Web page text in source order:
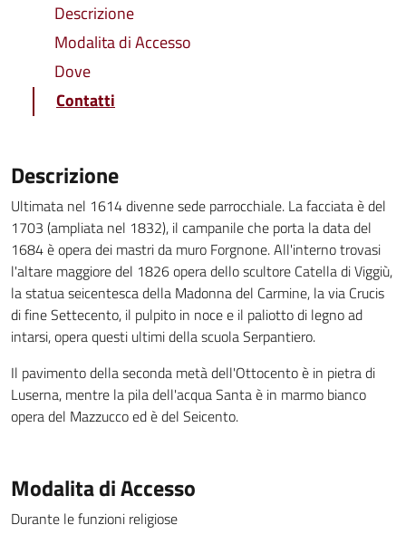
Descrizione
Modalita di Accesso
Dove
Contatti
Descrizione
Ultimata nel 1614 divenne sede parrocchiale. La facciata è del
1703 (ampliata nel 1832), il campanile che porta la data del
1684 è opera dei mastri da muro Forgnone. All'interno trovasi
l'altare maggiore del 1826 opera dello scultore Catella di Viggiù,
la statua seicentesca della Madonna del Carmine, la via Crucis
di fine Settecento, il pulpito in noce e il paliotto di legno ad
intarsi, opera questi ultimi della scuola Serpantiero.
Il pavimento della seconda metà dell'Ottocento è in pietra di
Luserna, mentre la pila dell'acqua Santa è in marmo bianco
opera del Mazzucco ed è del Seicento.
Modalita di Accesso
Durante le funzioni religiose